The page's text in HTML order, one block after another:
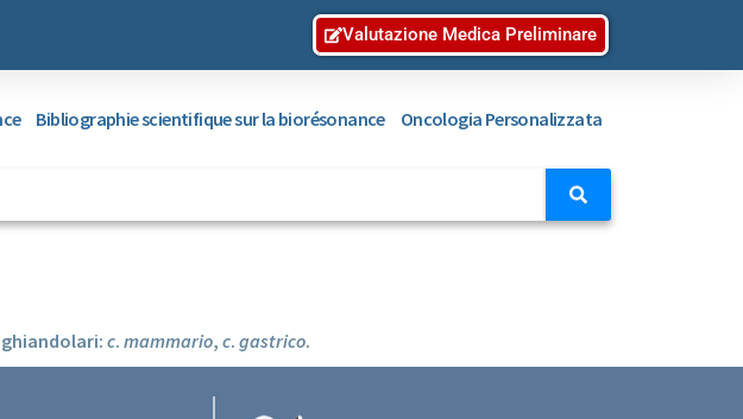
Valutazione Medica Preliminare
Bibliographie scientifique sur la biorésonance Oncologia Personalizzata
c. mammario, c. gastrico.